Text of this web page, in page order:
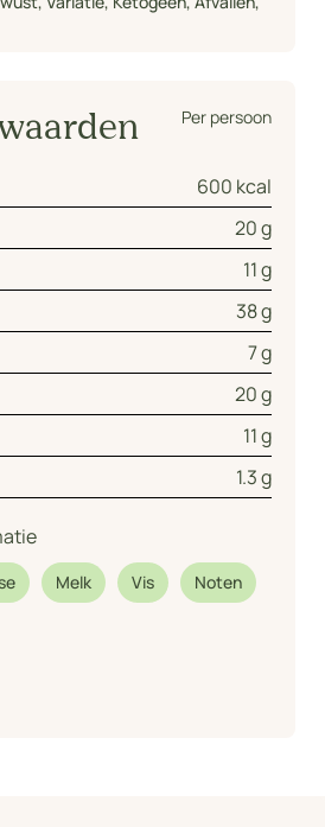
Per persoon
600 kcal
20 g
11 g
38 g
7 g
20 g
11 g
1.3 g
Melk Vis Noten